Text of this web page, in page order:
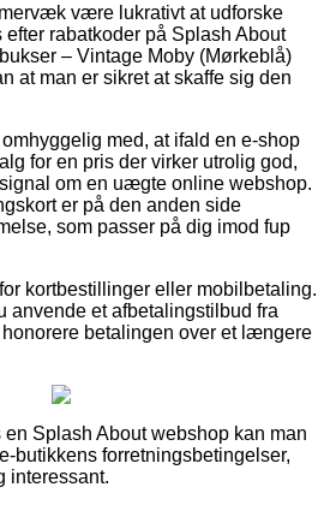
være lukrativt at udforske
rabatkoder på Splash About
– Vintage Moby (Mørkeblå)
at man er sikret at skaffe sig den
med, at ifald en e-shop
for en pris der virker utrolig god,
om en uægte online webshop.
er på den anden side
som passer på dig imod fup
kortbestillinger eller mobilbetaling.
anvende et afbetalingstilbud fra
betalingen over et længere
Splash About webshop kan man
butikkens forretningsbetingelser,
interessant.